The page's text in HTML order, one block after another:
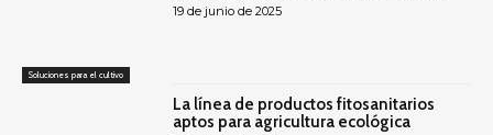
Soluciones para el cultivo
19 de junio de 2025
La línea de productos fitosanitarios
aptos para agricultura ecológica